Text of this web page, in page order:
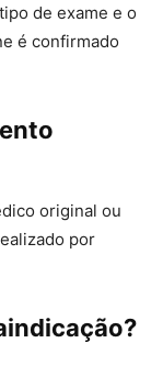
de exame e o
é confirmado
original ou
por